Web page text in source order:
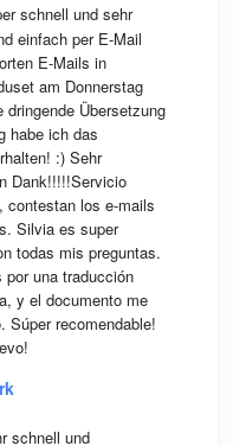
schnell und sehr
einfach per E-Mail
E-Mails in
am Donnerstag
Übersetzung
habe ich das
:) Sehr
Dank!!!!!Servicio
contestan los e-mails
Silvia es super
todas mis preguntas.
una traducción
y el documento me
Súper recomendable!
schnell und